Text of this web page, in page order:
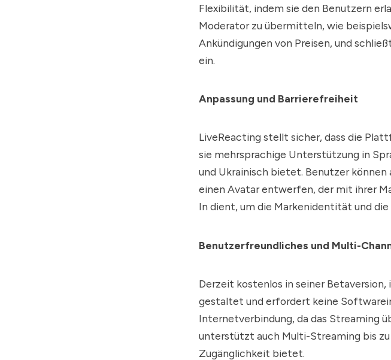
Flexibilität, indem sie den Benutzern
Moderator zu übermitteln, wie
Ankündigungen von Preisen, und
ein.
Anpassung und Barrierefreiheit
LiveReacting stellt sicher, dass die
sie mehrsprachige Unterstützung in
und Ukrainisch bietet. Benutzer können
einen Avatar entwerfen, der mit ihrer
In dient, um die Markenidentität und
Benutzerfreundliches und Multi-
Derzeit kostenlos in seiner
gestaltet und erfordert keine
Internetverbindung, da das Streaming
unterstützt auch Multi-Streaming bis
Zugänglichkeit bietet.